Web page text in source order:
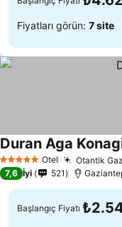
Fiyatları görün: 7 site
5 Yıldız Otel Otantik
Duran Aga
7,6 İyi 521
Başlangıç Fiyatı